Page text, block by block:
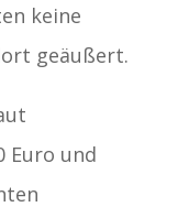
keine
geäußert.
Euro und